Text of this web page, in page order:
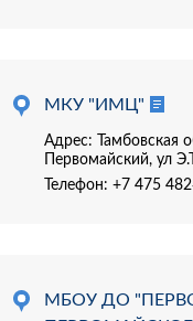
МКУ "ИМЦ"
Адрес: Тамбовская
Первомайский, ул
Телефон: +7 475
МБОУ ДО